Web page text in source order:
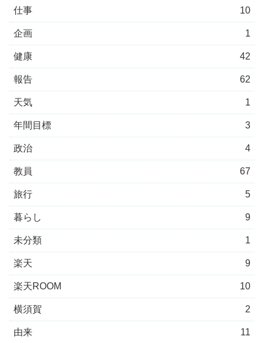
仕事 10
企画 1
健康 42
報告 62
天気 1
年間目標 3
政治 4
教員 67
旅行 5
暮らし 9
未分類 1
楽天 9
楽天ROOM 10
横須賀 2
由来 11